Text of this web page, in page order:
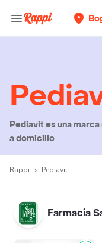
Pediavit es una
a domicilio
Rappi Pediavit
Farmacia